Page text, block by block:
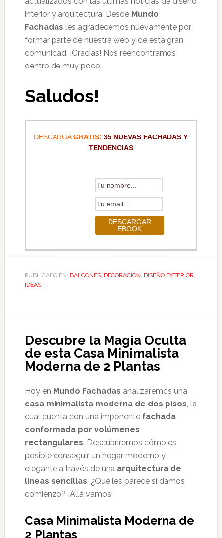
interior y arquitectura. Desde Mundo
Fachadas les agradecemos nuevamente por
formar parte de nuestra web y de esta gran
comunidad. ¡Gracias! Nos reencontramos
dentro de muy poco…
Saludos!
DESCARGAGRATIS: 35 NUEVAS FACHADAS Y
TENDENCIAS
PUBLICADO EN: BALCONES, DECORACION, DISEÑO EXTERIOR,
IDEAS
Descubre la Magia Oculta
de esta Casa Minimalista
Moderna de 2 Plantas
Hoy en Mundo Fachadas analizaremos una
casa minimalista moderna de dos pisos, la
cual cuenta con una imponente fachada
conformada por volúmenes
rectangulares. Descubriremos cómo es
posible conseguir un hogar moderno y
elegante a través de una arquitectura de
líneas sencillas. ¿Qué les parece si damos
comienzo? ¡Allá vamos!
Casa Minimalista Moderna de
2 Plantas